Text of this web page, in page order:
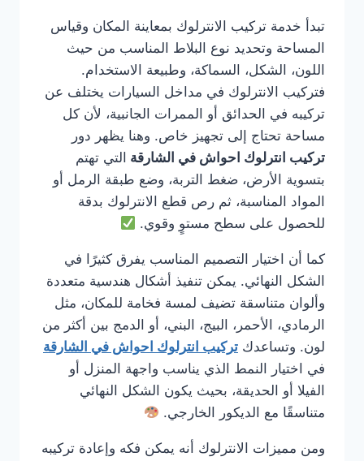
تبدأ خدمة تركيب الانترلوك بمعاينة المكان وقياس
المساحة وتحديد نوع البلاط المناسب من حيث
اللون، الشكل، السماكة، وطبيعة الاستخدام.
فتركيب الانترلوك في مداخل السيارات يختلف عن
تركيبه في الحدائق أو الممرات الجانبية، لأن كل
مساحة تحتاج إلى تجهيز خاص. وهنا يظهر دور
تركيب انترلوك احواش في الشارقة التي تهتم
بتسوية الأرض، ضغط التربة، وضع طبقة الرمل أو
المواد المناسبة، ثم رص قطع الانترلوك بدقة
للحصول على سطح مستوٍ وقوي.
كما أن اختيار التصميم المناسب يفرق كثيرًا في
الشكل النهائي. يمكن تنفيذ أشكال هندسية متعددة
وألوان متناسقة تضيف لمسة فخامة للمكان، مثل
الرمادي، الأحمر، البيج، البني، أو الدمج بين أكثر من
لون. وتساعدك تركيب انترلوك احواش في الشارقة
في اختيار النمط الذي يناسب واجهة المنزل أو
الفيلا أو الحديقة، بحيث يكون الشكل النهائي
متناسقًا مع الديكور الخارجي.
ومن مميزات الانترلوك أنه يمكن فكه وإعادة تركيبه